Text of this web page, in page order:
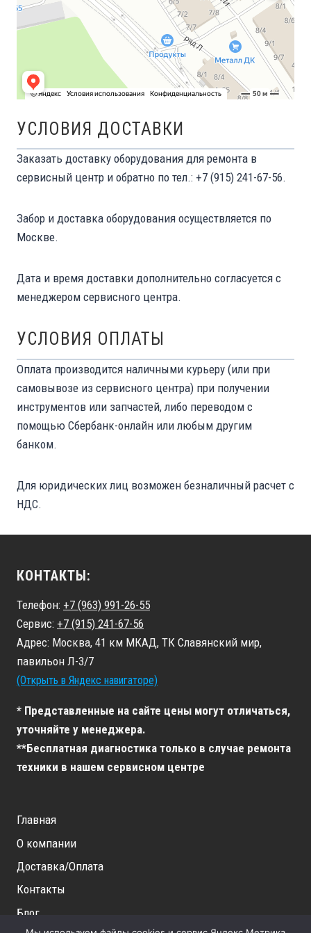
УСЛОВИЯ ДОСТАВКИ
Заказать доставку оборудования для ремонта в
сервисный центр и обратно по тел.: +7 (915) 241-67-56.
Забор и доставка оборудования осуществляется по
Москве.
Дата и время доставки дополнительно согласуется с
менеджером сервисного центра.
УСЛОВИЯ ОПЛАТЫ
Оплата производится наличными курьеру (или при
самовывозе из сервисного центра) при получении
инструментов или запчастей, либо переводом с
помощью Сбербанк-онлайн или любым другим
банком.
Для юридических лиц возможен безналичный расчет с
НДС.
КОНТАКТЫ:
Телефон: +7 (963) 991-26-55
Сервис: +7 (915) 241-67-56
Адрес: Москва, 41 км МКАД, ТК Славянский мир,
павильон Л-3/7
(Открыть в Яндекс навигаторе)
* Представленные на сайте цены могут отличаться,
уточняйте у менеджера.
**Бесплатная диагностика только в случае ремонта
техники в нашем сервисном центре
Главная
О компании
Доставка/Оплата
Контакты
Блог